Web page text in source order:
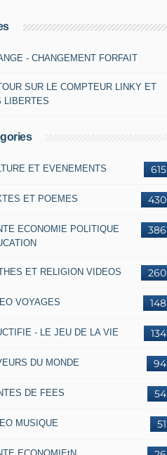
- CHANGEMENT FORFAIT
SUR LE COMPTEUR LINKY ET
LIBERTES
615
ET EVENEMENTS
430
ET POEMES
386
ECONOMIE POLITIQUE
260
ET RELIGION VIDEOS
148
VOYAGES
134
- LE JEU DE LA VIE
94
DU MONDE
54
DE FEES
51
MUSIQUE